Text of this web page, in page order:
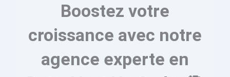
Boostez votre
croissance avec notre
agence experte en